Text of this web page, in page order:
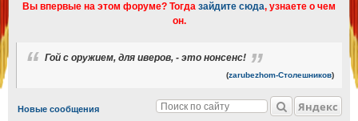
Вы впервые на этом форуме? Тогда зайдите сюда, узнаете о чем
он.
Гой с оружием, для иверов, - это нонсенс!
(zarubezhom-Столешников)
Новые сообщения Яндекс